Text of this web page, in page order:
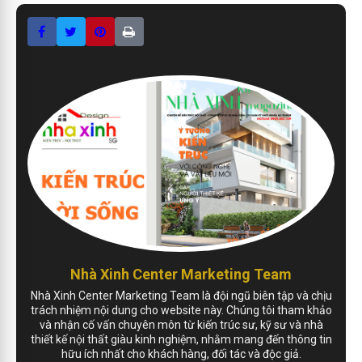
Nhà Xinh Center Marketing Team
Nhà Xinh Center Marketing Team là đội ngũ biên tập và chịu
trách nhiệm nội dung cho website này. Chúng tôi tham khảo
và nhận cố vấn chuyên môn từ kiến trúc sư, kỹ sư và nhà
thiết kế nội thất giàu kinh nghiệm, nhằm mang đến thông tin
hữu ích nhất cho khách hàng, đối tác và độc giả.